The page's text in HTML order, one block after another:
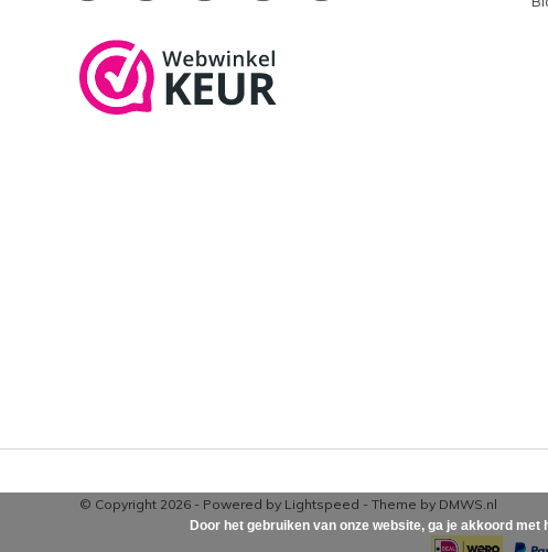
© Copyright 2026 - Powered by Lightspeed - Theme by DMWS.nl
Door het gebruiken van onze website, ga je akkoord